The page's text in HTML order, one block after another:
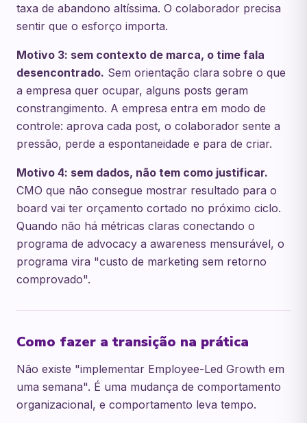
taxa de abandono altíssima. O colaborador precisa
sentir que o esforço importa.
Motivo 3: sem contexto de marca, o time fala
desencontrado. Sem orientação clara sobre o que
a empresa quer ocupar, alguns posts geram
constrangimento. A empresa entra em modo de
controle: aprova cada post, o colaborador sente a
pressão, perde a espontaneidade e para de criar.
Motivo 4: sem dados, não tem como justificar.
CMO que não consegue mostrar resultado para o
board vai ter orçamento cortado no próximo ciclo.
Quando não há métricas claras conectando o
programa de advocacy a awareness mensurável, o
programa vira "custo de marketing sem retorno
comprovado".
Como fazer a transição na prática
Não existe "implementar Employee-Led Growth em
uma semana". É uma mudança de comportamento
organizacional, e comportamento leva tempo.